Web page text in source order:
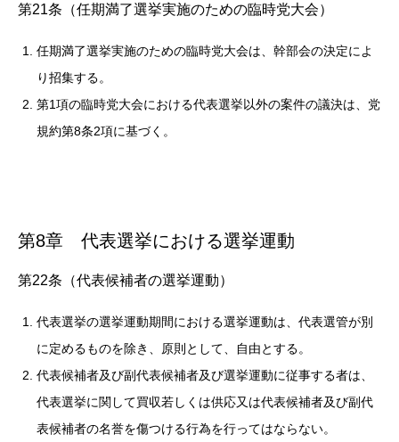
第21条（任期満了選挙実施のための臨時党大会）
任期満了選挙実施のための臨時党大会は、幹部会の決定によ
り招集する。
第1項の臨時党大会における代表選挙以外の案件の議決は、党
規約第8条2項に基づく。
第8章 代表選挙における選挙運動
第22条（代表候補者の選挙運動）
代表選挙の選挙運動期間における選挙運動は、代表選管が別
に定めるものを除き、原則として、自由とする。
代表候補者及び副代表候補者及び選挙運動に従事する者は、
代表選挙に関して買収若しくは供応又は代表候補者及び副代
表候補者の名誉を傷つける行為を行ってはならない。